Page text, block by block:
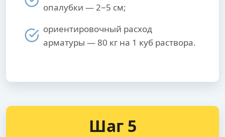
опалубки — 2−5 см;
ориентировочный расход
арматуры — 80 кг на 1 куб раствора.
Шаг 5